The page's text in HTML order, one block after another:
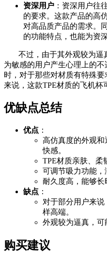
资深用户 ：资深用户往
的要求。这款产品的高
对高品质产品的需求。
的功能特点，也能为资
不过，由于其外观较为逼
为敏感的用户产生心理上的
时，对于那些对材质有特殊
来说，这款TPE材质的飞机杯
优缺点总结
优点 ：
高仿真度的外观
快感。
TPE材质亲肤、柔
可调节吸力功能，
耐久度高，能够长
缺点 ：
对于部分用户来
样高端。
外观较为逼真，可
购买建议